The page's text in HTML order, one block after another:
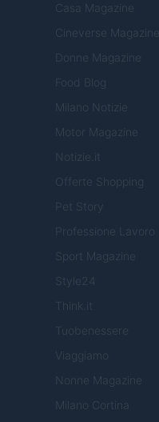
Casa Magazine
Cineverse Magazine
Donne Magazine
Food Blog
Milano Notizie
Motor Magazine
Notizie.it
Offerte Shopping
Pet Story
Professione Lavoro
Sport Magazine
Style24
Think.it
Tuobenessere
Viaggiamo
Nonne Magazine
Milano Cortina